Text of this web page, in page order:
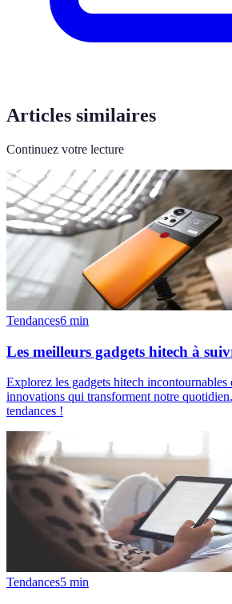
Articles similaires
Continuez votre lecture
Tendances6 min
Les meilleurs gadgets hitech à
Explorez les gadgets hitech incontournables
innovations qui transforment notre
tendances !
Tendances5 min